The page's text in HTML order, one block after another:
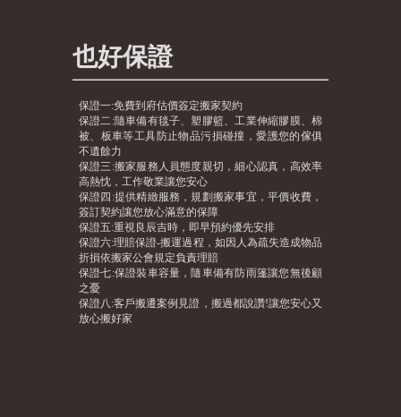
也好保證
保證一:免費到府估價簽定搬家契約
保證二:隨車備有毯子、塑膠籃、工業伸縮膠膜、棉
被、板車等工具防止物品污損碰撞，愛護您的傢俱
不遺餘力
保證三:搬家服務人員態度親切，細心認真，高效率
高熱忱，工作敬業讓您安心
保證四:提供精緻服務，規劃搬家事宜，平價收費，
簽訂契約讓您放心滿意的保障
保證五:重視良辰吉時，即早預約優先安排
保證六:理賠保證-搬運過程，如因人為疏失造成物品
折損依搬家公會規定負責理賠
保證七:保證裝車容量，隨車備有防雨篷讓您無後顧
之憂
保證八:客戶搬遷案例見證，搬過都說讚!讓您安心又
放心搬好家